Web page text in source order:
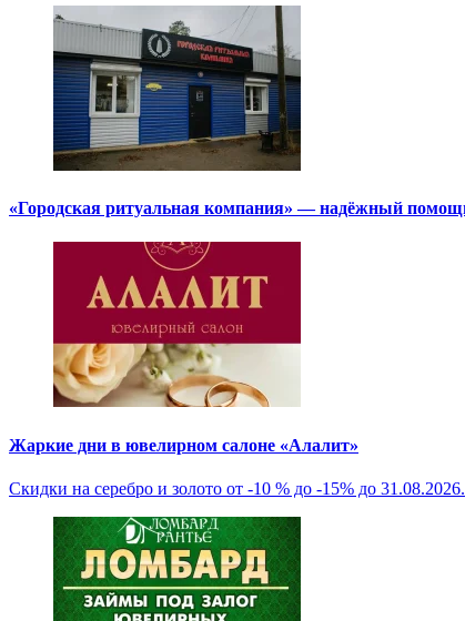
«Городская ритуальная компания» — надёжный
Жаркие дни в ювелирном салоне «Алалит»
Скидки на серебро и золото от -10 % до -15% до 31.08.2026.